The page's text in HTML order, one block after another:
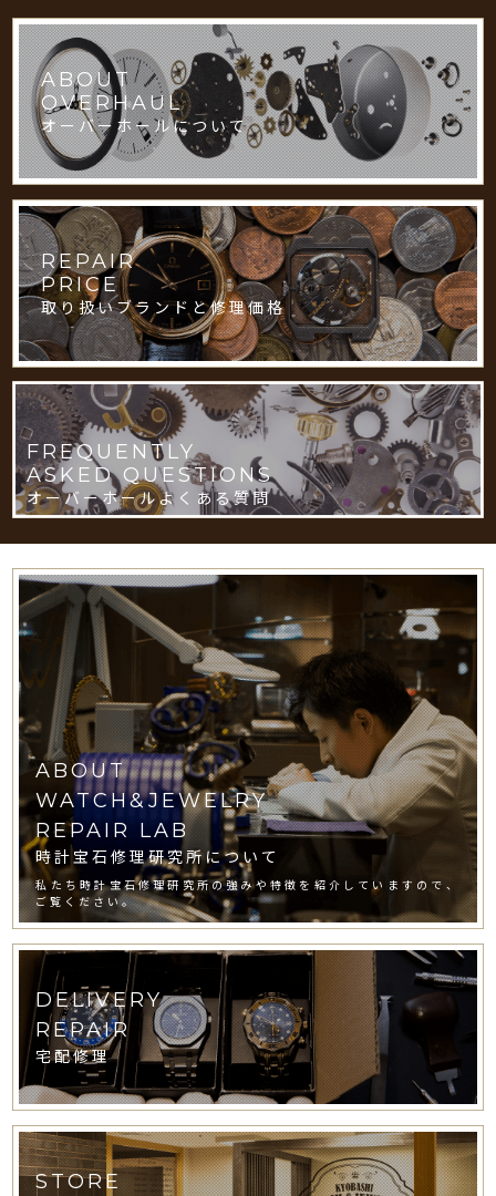
ABOUT
OVERHAUL
オーバーホールについて
REPAIR
PRICE
取り扱いブランドと修理価格
FREQUENTLY
ASKED QUESTIONS
オーバーホールよくある質問
ABOUT
WATCH&JEWELRY
REPAIR LAB
時計宝石修理研究所について
私たち時計宝石修理研究所の強みや特徴を紹介していますので、
ご覧ください。
DELIVERY
REPAIR
宅配修理
STORE